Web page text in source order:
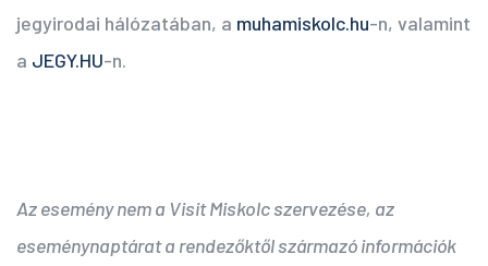
jegyirodai hálózatában, a muhamiskolc.hu-n, valamint
a JEGY.HU-n.
Az esemény nem a Visit Miskolc szervezése, az
eseménynaptárat a rendezőktől származó információk